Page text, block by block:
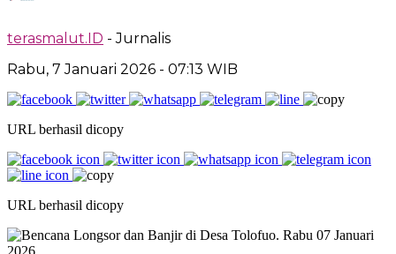
terasmalut.ID - Jurnalis
Rabu, 7 Januari 2026 - 07:13 WIB
URL berhasil dicopy
URL berhasil dicopy